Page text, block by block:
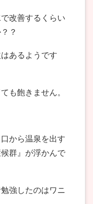
改善するくらい
？
あるようです
も飽きません。
から温泉を出す
群』が浮かんで
強したのはワニ